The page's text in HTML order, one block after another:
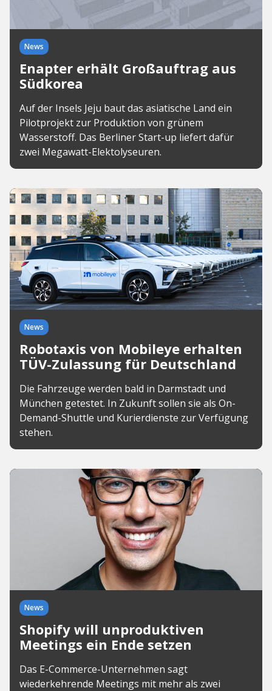
News
Enapter erhält Großauftrag aus
Südkorea
Auf der Insels Jeju baut das asiatische Land ein
Pilotprojekt zur Produktion von grünem
Wasserstoff. Das Berliner Start-up liefert dafür
zwei Megawatt-Elektolyseuren.
News
Robotaxis von Mobileye erhalten
TÜV-Zulassung für Deutschland
Die Fahrzeuge werden bald in Darmstadt und
München getestet. In Zukunft sollen sie als On-
Demand-Shuttle und Kurierdienste zur Verfügung
stehen.
News
Shopify will unproduktiven
Meetings ein Ende setzen
Das E-Commerce-Unternehmen sagt
wiederkehrende Meetings mit mehr als zwei